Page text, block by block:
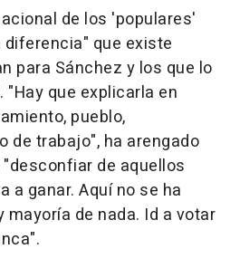
de los 'populares'
que existe
para Sánchez y los que lo
que explicarla en
pueblo,
de trabajo", ha arengado
de aquellos
a ganar. Aquí no se ha
mayoría de nada. Id a votar